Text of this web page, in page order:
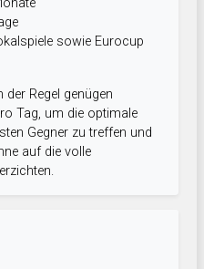
sowie Eurocup
Regel genügen
Tag, um die optimale
Gegner zu treffen und
auf die volle